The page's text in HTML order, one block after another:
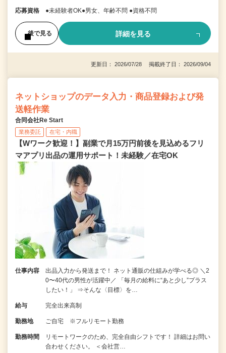
応募資格 ●未経験者OK●男女、年齢不問 ●資格不問
後で見る 詳細を見る
更新日： 2026/07/28 掲載終了日： 2026/09/04
ネットショップのデータ入力・商品登録および発
送軽作業
合同会社Re Start
業務委託 在宅・内職
【Wワーク歓迎！】副業で月15万円前後を見込めるフリ
マアプリ出品の運用サポート！未経験／在宅OK
仕事内容
出品入力から発送まで！ ネット通販の仕組みが学べる◎ ＼2
0〜40代の男性が活躍中／ 「毎月の給料に“あと少し”プラス
したい！」 ⇒そんな〈目標〉を…
給与 完全出来高制
勤務地 ご自宅 ※フルリモート勤務
勤務時間
リモートワークのため、完全自由シフトです！ 詳細はお問い
合わせください。 ＜会社営…